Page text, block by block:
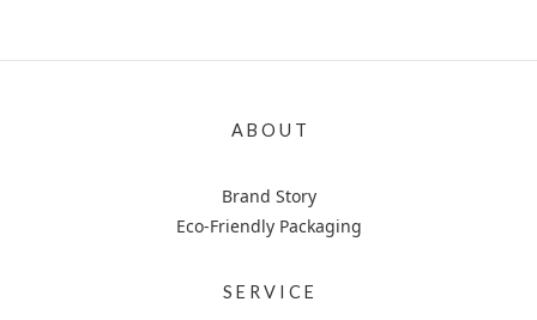
A B O U T
Brand Story
Eco-Friendly Packaging
S E R V I C E